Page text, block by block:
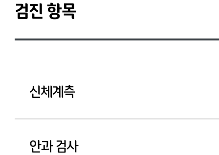
검진 항목
신체계측
안과 검사